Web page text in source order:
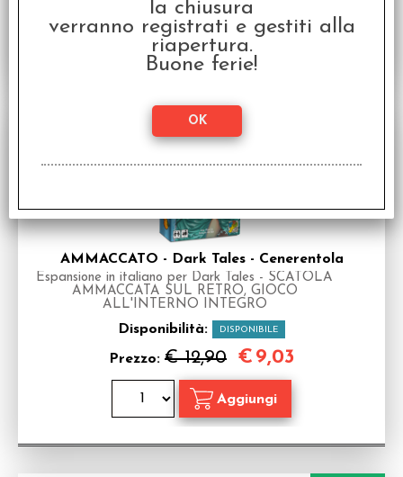
AMMACCATO - Dark Tales - Cenerentola
Espansione in italiano per Dark Tales - SCATOLA
AMMACCATA SUL RETRO, GIOCO
ALL'INTERNO INTEGRO
Disponibilità: DISPONIBILE
Prezzo: € 12,90 € 9,03
la chiusura
verranno registrati e gestiti alla
riapertura.
Buone ferie!